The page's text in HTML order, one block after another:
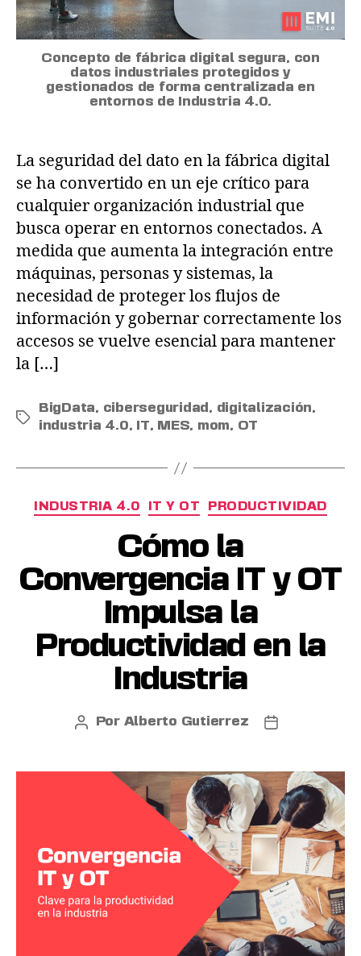
Concepto de fábrica digital segura, con
datos industriales protegidos y
gestionados de forma centralizada en
entornos de Industria 4.0.
La seguridad del dato en la fábrica digital
se ha convertido en un eje crítico para
cualquier organización industrial que
busca operar en entornos conectados. A
medida que aumenta la integración entre
máquinas, personas y sistemas, la
necesidad de proteger los flujos de
información y gobernar correctamente los
accesos se vuelve esencial para mantener
la […]
BigData, ciberseguridad , digitalización,
industria 4.0, IT, MES, mom, OT
INDUSTRIA 4.0 IT Y OT PRODUCTIVIDAD
Cómo la
Convergencia IT y OT
Impulsa la
Productividad en la
Industria
Por Alberto Gutierrez